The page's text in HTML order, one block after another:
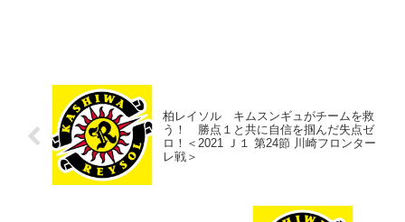
柏レイソル キムスンギュがチームを救
う！ 勝点１と共に自信を掴んだ失点ゼ
ロ！＜2021 Ｊ１ 第24節 川崎フロンター
レ戦＞